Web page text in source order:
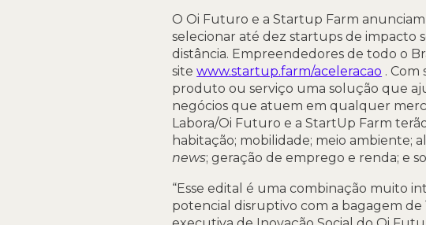
O Oi Futuro e a Startup Farm
selecionar até dez startups de impacto
distância. Empreendedores de todo o
sitewww.startup.farm/aceleracao .
produto ou serviço uma solução que
negócios que atuem em qualquer
Labora/Oi Futuro e a StartUp Farm
habitação; mobilidade; meio ambiente;
news; geração de emprego e renda; e
“Esse edital é uma combinação muito
potencial disruptivo com a bagagem de